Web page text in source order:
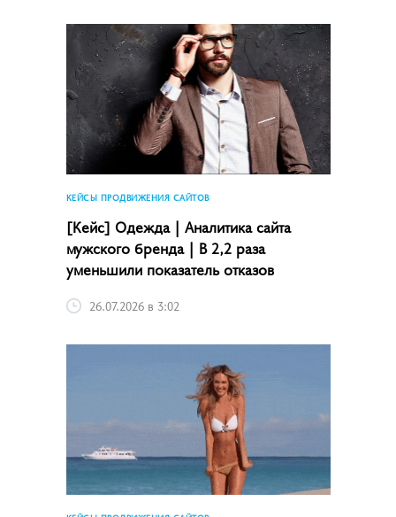
КЕЙСЫ ПРОДВИЖЕНИЯ САЙТОВ
[Кейс] Одежда | Аналитика сайта
мужского бренда | В 2,2 раза
уменьшили показатель отказов
26.07.2026 в 3:02